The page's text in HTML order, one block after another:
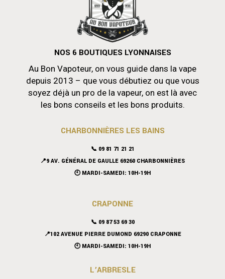
NOS 6 BOUTIQUES LYONNAISES
Au Bon Vapoteur, on vous guide dans la vape
depuis 2013 – que vous débutiez ou que vous
soyez déjà un pro de la vapeur, on est là avec
les bons conseils et les bons produits.
CHARBONNIÈRES LES BAINS
📞 09 81 71 21 21
📍9 AV. GÉNÉRAL DE GAULLE 69260 CHARBONNIÈRES
🕙 MARDI-SAMEDI: 10H-19H
CRAPONNE
📞 09 87 53 69 30
📍102 AVENUE PIERRE DUMOND 69290 CRAPONNE
🕙 MARDI-SAMEDI: 10H-19H
L’ARBRESLE